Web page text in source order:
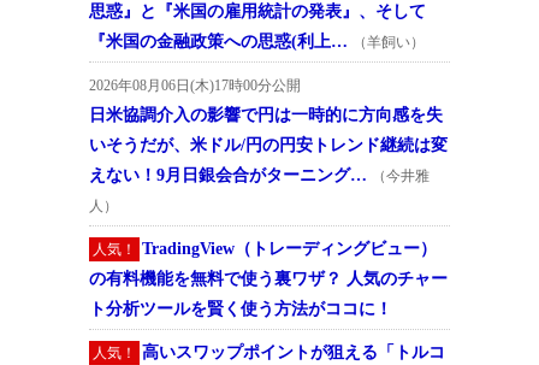
思惑』と『米国の雇用統計の発表』、そして
『米国の金融政策への思惑(利上…
（羊飼い）
2026年08月06日(木)17時00分公開
日米協調介入の影響で円は一時的に方向感を失
いそうだが、米ドル/円の円安トレンド継続は変
えない！9月日銀会合がターニング…
（今井雅
人）
人気！
TradingView（トレーディングビュー）
の有料機能を無料で使う裏ワザ？ 人気のチャー
ト分析ツールを賢く使う方法がココに！
人気！
高いスワップポイントが狙える「トルコ